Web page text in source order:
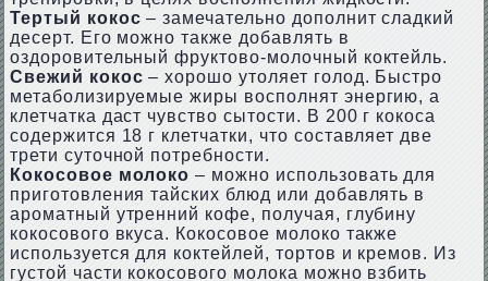
Тертый кокос – замечательно дополнит сладкий
десерт. Его можно также добавлять в
оздоровительный фруктово-молочный коктейль.
Свежий кокос – хорошо утоляет голод. Быстро
метаболизируемые жиры восполнят энергию, а
клетчатка даст чувство сытости. В 200 г кокоса
содержится 18 г клетчатки, что составляет две
трети суточной потребности.
Кокосовое молоко – можно использовать для
приготовления тайских блюд или добавлять в
ароматный утренний кофе, получая, глубину
кокосового вкуса. Кокосовое молоко также
используется для коктейлей, тортов и кремов. Из
густой части кокосового молока можно взбить